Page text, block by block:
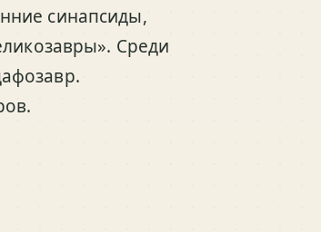
синапсиды,
Среди